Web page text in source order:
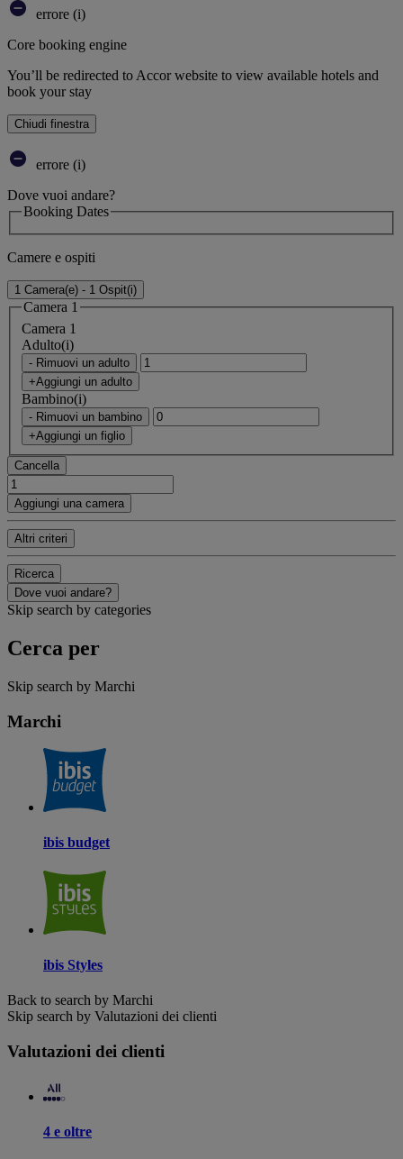
errore (i)
Core booking engine
You’ll be redirected to Accor website to view available hotels and
book your stay
Chiudi finestra
errore (i)
Dove vuoi andare?
Booking Dates
Camere e ospiti
1 Camera(e) - 1 Ospit(i)
Camera 1
Camera 1
Adulto(i)
- Rimuovi un adulto
+Aggiungi un adulto
Bambino(i)
- Rimuovi un bambino
+Aggiungi un figlio
Cancella
Aggiungi una camera
Altri criteri
Ricerca
Dove vuoi andare?
Skip search by categories
Cerca per
Skip search by Marchi
Marchi
ibis budget
ibis Styles
Back to search by Marchi
Skip search by Valutazioni dei clienti
Valutazioni dei clienti
4 e oltre